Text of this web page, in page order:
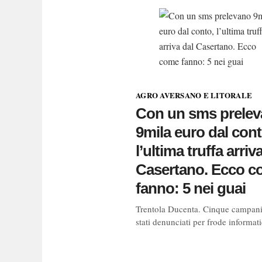
AGRO AVERSANO E LITORALE
Con un sms
9mila euro dal
l’ultima truffa
Casertano. Ecco
fanno: 5 nei guai
Trentola Ducenta. Cinque
stati denunciati per frode